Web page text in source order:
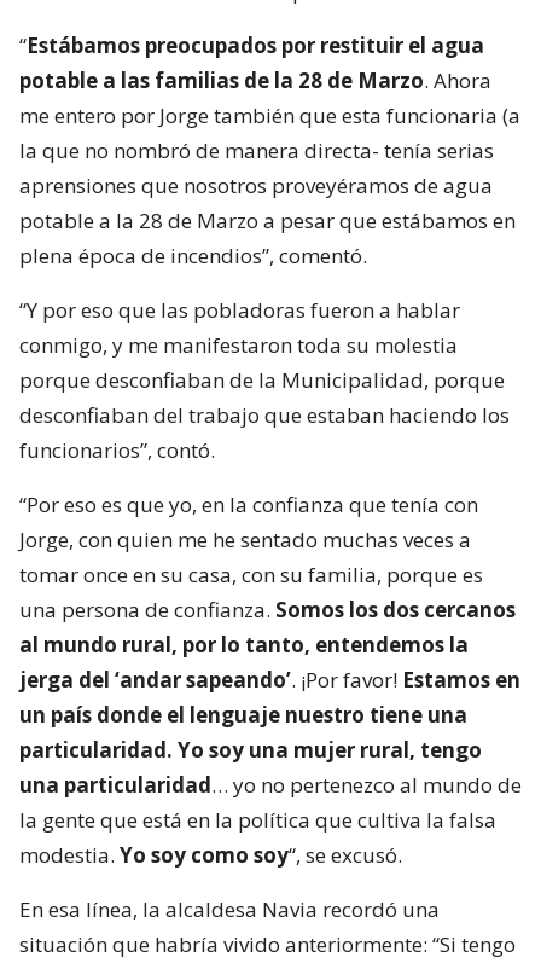
“Estábamos preocupados por restituir el agua
potable a las familias de la 28 de Marzo. Ahora
me entero por Jorge también que esta funcionaria (a
la que no nombró de manera directa- tenía serias
aprensiones que nosotros proveyéramos de agua
potable a la 28 de Marzo a pesar que estábamos en
plena época de incendios”, comentó.
“Y por eso que las pobladoras fueron a hablar
conmigo, y me manifestaron toda su molestia
porque desconfiaban de la Municipalidad, porque
desconfiaban del trabajo que estaban haciendo los
funcionarios”, contó.
“Por eso es que yo, en la confianza que tenía con
Jorge, con quien me he sentado muchas veces a
tomar once en su casa, con su familia, porque es
una persona de confianza. Somos los dos cercanos
al mundo rural, por lo tanto, entendemos la
jerga del ‘andar sapeando’. ¡Por favor! Estamos en
un país donde el lenguaje nuestro tiene una
particularidad. Yo soy una mujer rural, tengo
una particularidad… yo no pertenezco al mundo de
la gente que está en la política que cultiva la falsa
modestia. Yo soy como soy“, se excusó.
En esa línea, la alcaldesa Navia recordó una
situación que habría vivido anteriormente: “Si tengo